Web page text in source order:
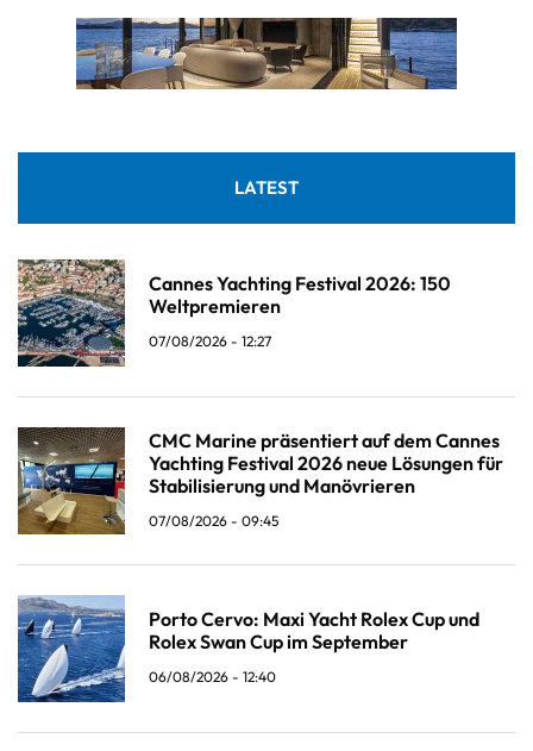
LATEST
Cannes Yachting Festival 2026: 150
Weltpremieren
07/08/2026 - 12:27
CMC Marine präsentiert auf dem Cannes
Yachting Festival 2026 neue Lösungen für
Stabilisierung und Manövrieren
07/08/2026 - 09:45
Porto Cervo: Maxi Yacht Rolex Cup und
Rolex Swan Cup im September
06/08/2026 - 12:40